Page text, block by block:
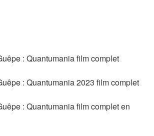
: Quantumania film complet
: Quantumania 2023 film complet
: Quantumania film complet en